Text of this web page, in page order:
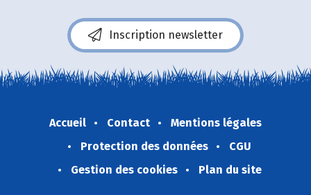
Inscription newsletter
Accueil Contact
Mentions légales
Protection des données
CGU
Gestion des cookies
Plan du site